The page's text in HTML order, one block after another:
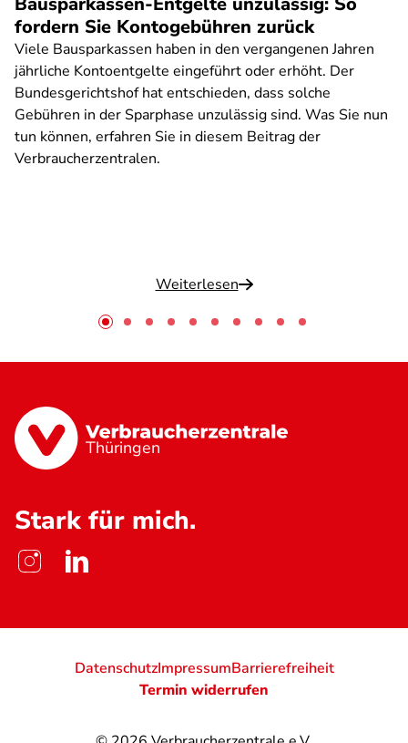
fordern Sie Kontogebühren zurück
Viele Bausparkassen haben in den vergangenen Jahren
jährliche Kontoentgelte eingeführt oder erhöht. Der
Bundesgerichtshof hat entschieden, dass solche
Gebühren in der Sparphase unzulässig sind. Was Sie nun
tun können, erfahren Sie in diesem Beitrag der
Verbraucherzentralen.
Weiterlesen
Thüringen
Stark für mich.
DatenschutzImpressumBarrierefreiheit
Termin widerrufen